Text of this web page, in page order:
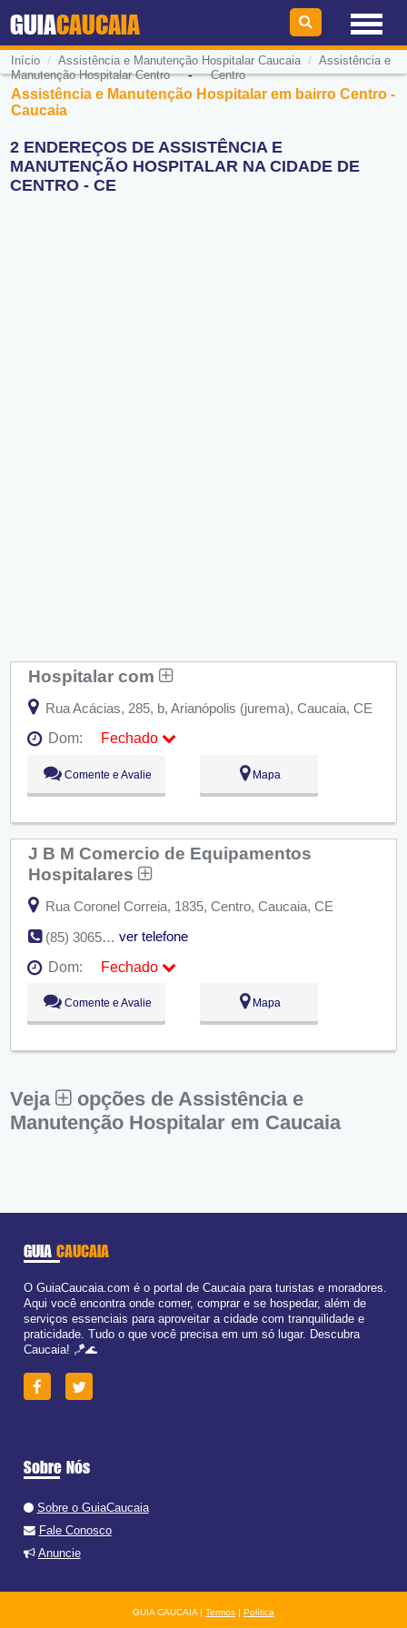
GUIACAUCAIA
Início / Assistência e Manutenção Hospitalar Caucaia/ Assistência e
Manutenção Hospitalar Centro-Centro
Assistência e Manutenção Hospitalar em bairro Centro -
Caucaia
2 ENDEREÇOS DE ASSISTÊNCIA E
MANUTENÇÃO HOSPITALAR NA CIDADE DE
CENTRO - CE
Hospitalar com
Rua Acácias, 285, b, Arianópolis (jurema), Caucaia, CE
Dom:
Fechado
Seg:
Ter:
09:00 - 18:00
Qua:
09:00 - 18:00
Sex:
09:00 - 18:00
Sáb:
Fechado
Dom:
Fechado
Comente e Avalie Mapa
J B M Comercio de Equipamentos
Hospitalares
Rua Coronel Correia, 1835, Centro, Caucaia, CE
(85) 3065-1300
ver telefone
Dom:
Fechado
Seg:
Ter:
09:00 - 18:00
Qua:
09:00 - 18:00
Sex:
09:00 - 18:00
Dom:
Fechado
Comente e Avalie Mapa
Veja
opções de Assistência e
Manutenção Hospitalar em Caucaia
GUIA CAUCAIA
O GuiaCaucaia.com é o portal de Caucaia para turistas e moradores.
Aqui você encontra onde comer, comprar e se hospedar, além de
serviços essenciais para aproveitar a cidade com tranquilidade e
praticidade. Tudo o que você precisa em um só lugar. Descubra
Caucaia! 🪁🌊
Sobre Nós
Sobre o GuiaCaucaia
Fale Conosco
Anuncie
GUIA CAUCAIA | Termos Política